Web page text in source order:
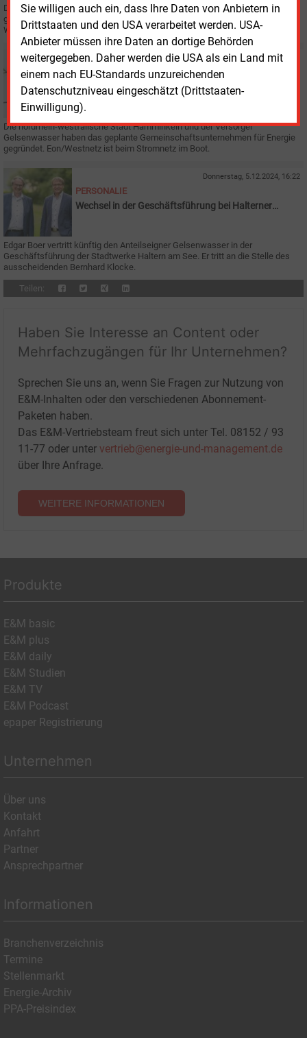
Sie willigen auch ein, dass Ihre Daten von Anbietern in
Drittstaaten und den USA verarbeitet werden. USA-
Anbieter müssen ihre Daten an dortige Behörden
weitergegeben. Daher werden die USA als ein Land mit
einem nach EU-Standards unzureichenden
Datenschutzniveau eingeschätzt (Drittstaaten-
Einwilligung).
Der Konzernjahresüberschuss von Gelsenwasser ist, wie berichtet,
gesunken, die Gewinnabführung steigt aber. Passt trotzdem zusammen.
Was die Vorstände verdienten, wird auch ausgewiesen.
Freitag, 10.01.2025, 15:45
STADTWERKE
Neugründung am Niederrhein nimmt Betrieb auf
Die nordrhein-westfälische Stadt Hamminkeln und der Versorger
Gelsenwasser haben das geplante Gemeinschaftsunternehmen für Energie
gegründet. Eon/Westnetz ist beim Stromnetz im Boot.
Donnerstag, 5.12.2024, 16:22
PERSONALIE
Wechsel in der Geschäftsführung bei Halterner
Edgar Boer vertritt künftig den Anteilseigner Gelsenwasser in der
Geschäftsführung der Stadtwerke Haltern am See. Er tritt an die Stelle des
ausscheidenden Bernhard Klocke.
Teilen:
Haben Sie Interesse an Content oder
Mehrfachzugängen für Ihr Unternehmen?
Sprechen Sie uns an, wenn Sie Fragen zur Nutzung von
E&M-Inhalten oder den verschiedenen Abonnement-
Paketen haben.
Das E&M-Vertriebsteam freut sich unter Tel. 08152 / 93
11-77 oder unter vertrieb@energie-und-management.de
über Ihre Anfrage.
WEITERE INFORMATIONEN
Produkte
E&M basic
E&M plus
E&M daily
E&M Studien
E&M TV
E&M Podcast
epaper Registrierung
Unternehmen
Über uns
Kontakt
Anfahrt
Partner
Ansprechpartner
Informationen
Branchenverzeichnis
Termine
Stellenmarkt
Energie-Archiv
PPA-Preisindex